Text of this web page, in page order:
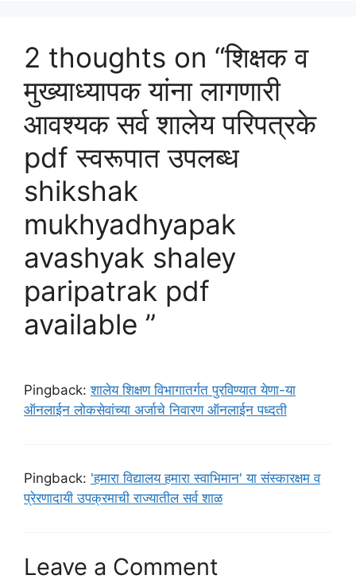
2 thoughts on “शिक्षक व
मुख्याध्यापक यांना लागणारी
आवश्यक सर्व शालेय परिपत्रके
pdf स्वरूपात उपलब्ध
shikshak
mukhyadhyapak
avashyak shaley
paripatrak pdf
available ”
Pingback:शालेय शिक्षण विभागातर्गत पुरविण्यात येणा-या
ऑनलाईन लोकसेवांच्या अर्जाचे निवारण ऑनलाईन पध्दती
Pingback: 'हमारा विद्यालय हमारा स्वाभिमान' या संस्कारक्षम व
प्रेरणादायी उपक्रमाची राज्यातील सर्व शाळ
Leave a Comment